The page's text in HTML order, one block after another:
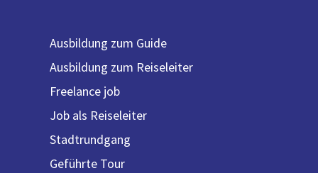
Ausbildung zum Guide
Ausbildung zum Reiseleiter
Freelance job
Job als Reiseleiter
Stadtrundgang
Geführte Tour